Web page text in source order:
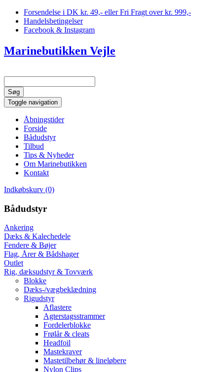
Forsendelse i DK kr. 49,- eller Fri Fragt over kr. 999,-
Handelsbetingelser
Facebook & Instagram
Marinebutikken Vejle
Toggle navigation
Åbningstider
Forside
Bådudstyr
Tilbud
Tips & Nyheder
Om Marinebutikken
Kontakt
Indkøbskurv (0)
Bådudstyr
Ankering
Dæks & Kalechedele
Fendere & Bøjer
Flag, Årer & Bådshager
Outlet
Rig, dæksudstyr & Tovværk
Blokke
Dæks-/vægbeklædning
Rigudstyr
Aflastere
Agterstagsstrammer
Fordelerblokke
Frølår & cleats
Headfoil
Mastekraver
Mastetilbehør & lineløbere
Nylon Clips